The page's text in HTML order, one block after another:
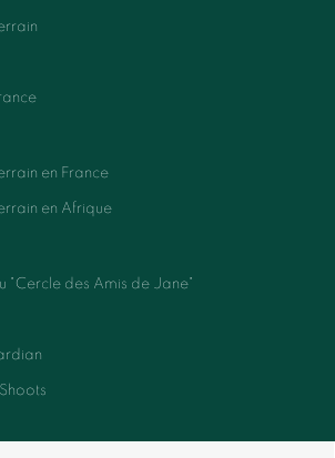
en France
en Afrique
"Cercle des Amis de Jane"